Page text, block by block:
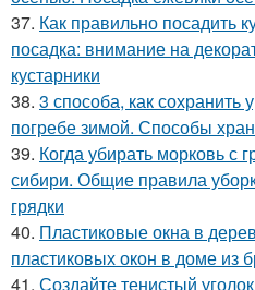
37. Как правильно посадить
посадка: внимание на
кустарники
38. 3 способа, как сохранить
погребе зимой. Способы
39. Когда убирать морковь с
сибири. Общие правила
грядки
40. Пластиковые окна в
пластиковых окон в доме из
41. Создайте тенистый